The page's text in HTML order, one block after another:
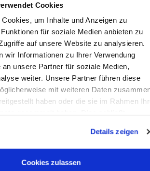
Cookies
um Inhalte und Anzeigen zu
für soziale Medien anbieten zu
auf unsere Website zu analysieren.
wir Informationen zu Ihrer Verwendung
an unsere Partner für soziale Medien,
weiter. Unsere Partner führen diese
mit weiteren Daten
haben oder die sie im Rahmen
zu Cookies finden Sie in unseren
.
Details zeigen
Cookies zulassen
eine Affinität für Projektarbeit und gute
Kenntnisse
sind gute Kenntnisse in SAP und MS-
Denken und Handeln sowie
Arbeiten
und verantwortungsbewusste
und eine hohe Serviceorientierung
mind. C1
etc.
13. Monatseinkommen